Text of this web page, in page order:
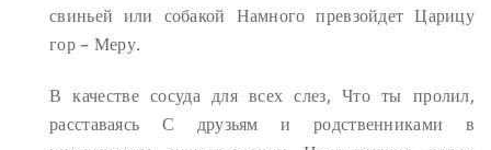
свиньей или собакой Намного превзойдет Царицу
гор – Меру.
В качестве сосуда для всех слез, Что ты пролил,
расставаясь С друзьям и родственниками в